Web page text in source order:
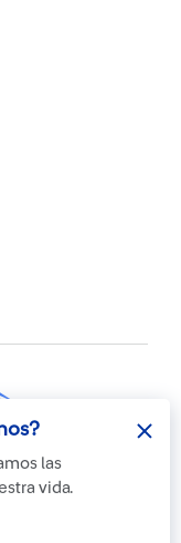
las
vida.
Otra más de
ilógica